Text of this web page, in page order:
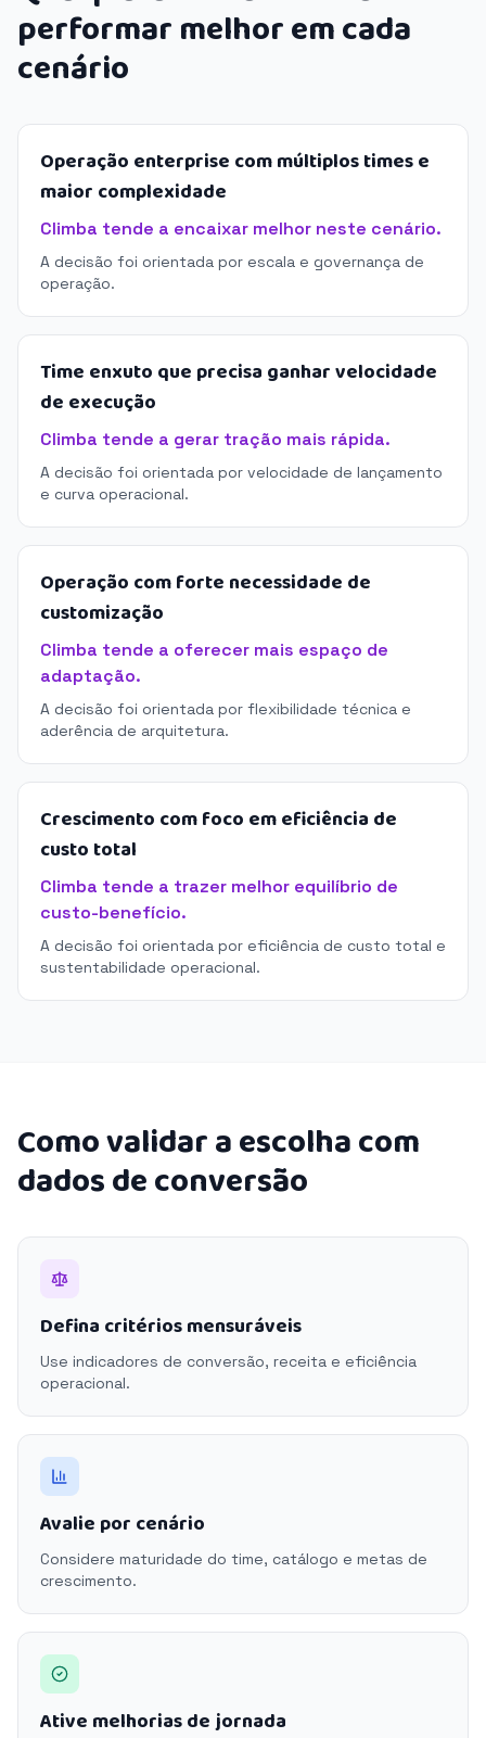
performar melhor em cada
cenário
Operação enterprise com múltiplos times e
maior complexidade
Climba tende a encaixar melhor neste cenário.
A decisão foi orientada por escala e governança de
operação.
Time enxuto que precisa ganhar velocidade
de execução
Climba tende a gerar tração mais rápida.
A decisão foi orientada por velocidade de lançamento
e curva operacional.
Operação com forte necessidade de
customização
Climba tende a oferecer mais espaço de
adaptação.
A decisão foi orientada por flexibilidade técnica e
aderência de arquitetura.
Crescimento com foco em eficiência de
custo total
Climba tende a trazer melhor equilíbrio de
custo-benefício.
A decisão foi orientada por eficiência de custo total e
sustentabilidade operacional.
Como validar a escolha com
dados de conversão
Defina critérios mensuráveis
Use indicadores de conversão, receita e eficiência
operacional.
Avalie por cenário
Considere maturidade do time, catálogo e metas de
crescimento.
Ative melhorias de jornada